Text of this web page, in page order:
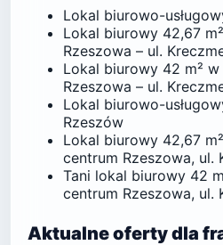
Lokal biurowo-
Lokal biurowy 42,67
Rzeszowa – ul.
Lokal biurowy 42 m² w
Rzeszowa – ul.
Lokal biurowo-
Rzeszów
Lokal biurowy 42,67
centrum Rzeszowa, ul.
Tani lokal biurowy 42
centrum Rzeszowa, ul.
Aktualne oferty dla